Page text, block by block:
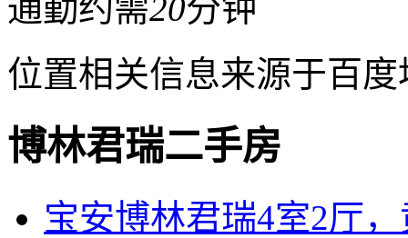
通勤约需20分钟
位置相关信息来源于百
博林君瑞二手房
宝安博林君瑞4室2厅